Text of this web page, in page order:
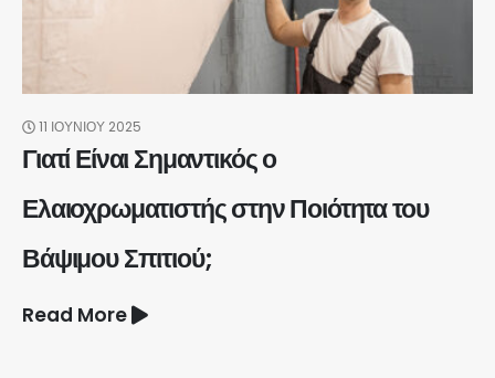
11 ΙΟΥΝΊΟΥ 2025
Γιατί Είναι Σημαντικός ο
Ελαιοχρωματιστής στην Ποιότητα του
Βάψιμου Σπιτιού;
Read More